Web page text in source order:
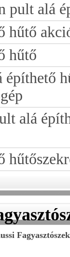
pult alá
hűtő
hűtő
építhető
alá